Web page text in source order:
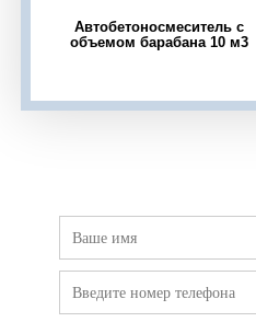
Автобетоносмеситель с
объемом барабана 10 м3